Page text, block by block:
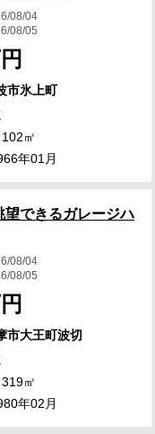
08/04
08/05
市氷上町
㎡
年01月
望できるガレージハ
08/04
08/05
市大王町波切
㎡
年02月